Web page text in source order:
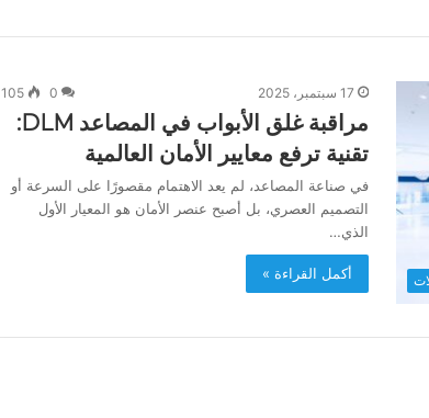
17 سبتمبر، 2025 0
105
مراقبة غلق الأبواب في المصاعد DLM:
تقنية ترفع معايير الأمان العالمية
في صناعة المصاعد، لم يعد الاهتمام مقصورًا على السرعة أو
التصميم العصري، بل أصبح عنصر الأمان هو المعيار الأول
الذي…
أكمل القراءة »